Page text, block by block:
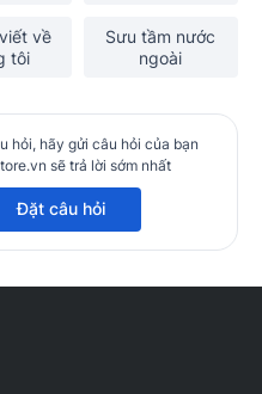
về
tôi
Sưu tầm nước
ngoài
hỏi, hãy gửi câu hỏi của bạn
sẽ trả lời sớm nhất
Đặt câu hỏi